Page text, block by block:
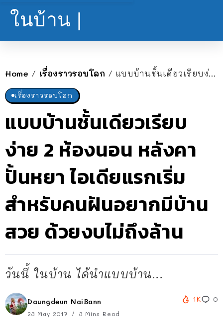
ในบ้าน |
Home / เรื่องราวรอบโลก / แบบบ้านชั้นเดียวเรียบง่าย 2 ห้องนอน หลังคาปั้นหยา ไอเดียแรกเริ่มสำหรับคนฝันอยากมีบ้านสวย ด้วยงบไม่ถึงล้าน
เรื่องราวรอบโลก
แบบบ้านชั้นเดียวเรียบ
ง่าย 2 ห้องนอน หลังคา
ปั้นหยา ไอเดียแรกเริ่ม
สำหรับคนฝันอยากมีบ้าน
สวย ด้วยงบไม่ถึงล้าน
วันนี้ ในบ้าน ได้นำแบบบ้าน...
Daungdeun NaiBann
23 May 2017 3 Mins Read
1K 0